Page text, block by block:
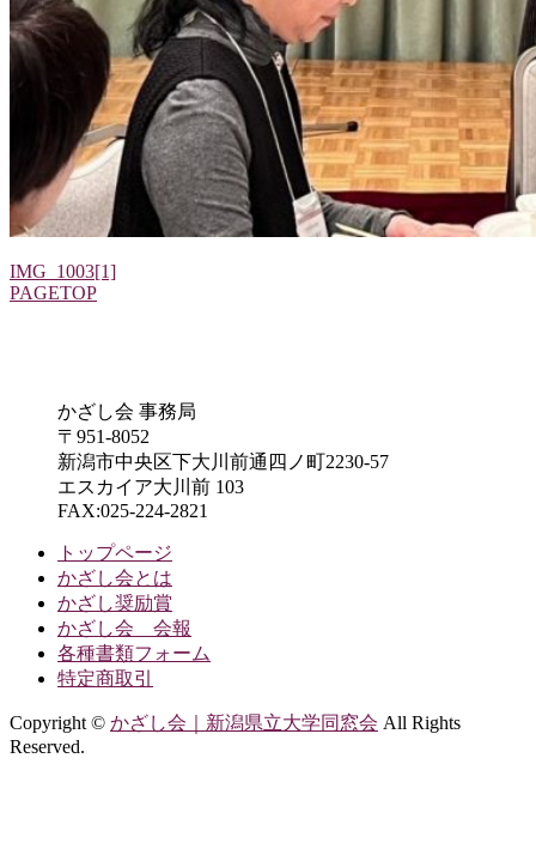
IMG_1003[1]
PAGETOP
かざし会 事務局
〒951-8052
新潟市中央区下大川前通四ノ町2230-57
エスカイア大川前 103
FAX:025-224-2821
トップページ
かざし会とは
かざし奨励賞
かざし会 会報
各種書類フォーム
特定商取引
Copyright © かざし会｜新潟県立大学同窓会 All Rights
Reserved.